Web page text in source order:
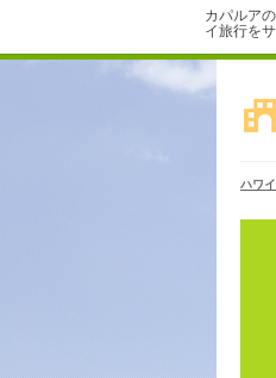
カパルア
イ旅行を
ハワ